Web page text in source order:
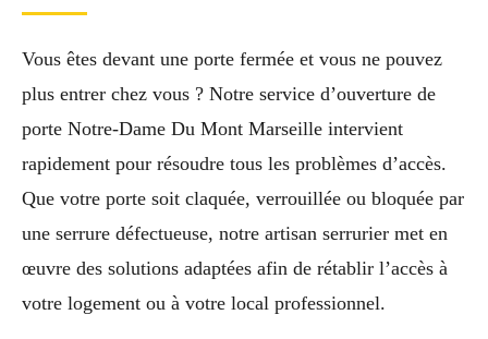
Vous êtes devant une porte fermée et vous ne pouvez
plus entrer chez vous ? Notre service d’ouverture de
porte Notre-Dame Du Mont Marseille intervient
rapidement pour résoudre tous les problèmes d’accès.
Que votre porte soit claquée, verrouillée ou bloquée par
une serrure défectueuse, notre artisan serrurier met en
œuvre des solutions adaptées afin de rétablir l’accès à
votre logement ou à votre local professionnel.